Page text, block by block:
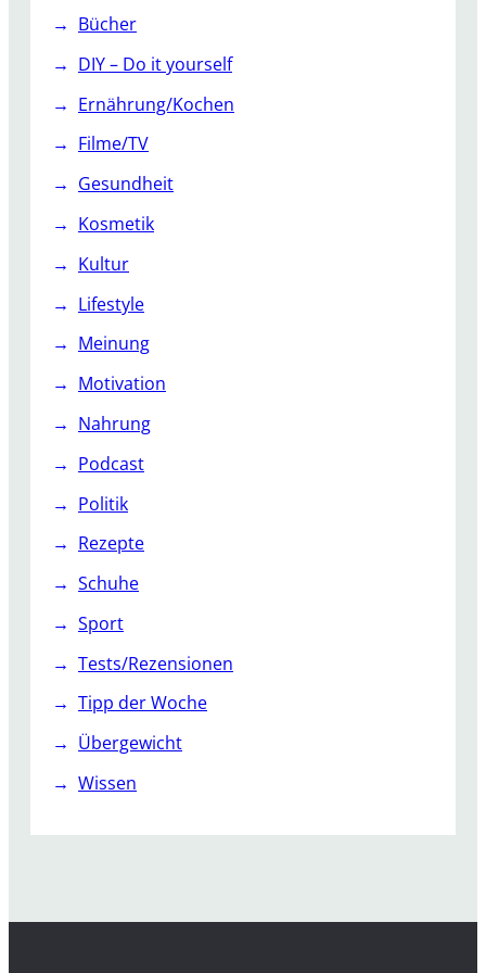
Bücher
DIY – Do it yourself
Ernährung/Kochen
Filme/TV
Gesundheit
Kosmetik
Kultur
Lifestyle
Meinung
Motivation
Nahrung
Podcast
Politik
Rezepte
Schuhe
Sport
Tests/Rezensionen
Tipp der Woche
Übergewicht
Wissen